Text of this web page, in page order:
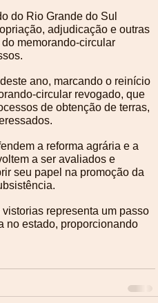
do Rio Grande do Sul
adjudicação e outras
memorando-circular
ano, marcando o reinício
circular revogado, que
de obtenção de terras,
a reforma agrária e a
a ser avaliados e
seu papel na promoção da
representa um passo
no estado, proporcionando